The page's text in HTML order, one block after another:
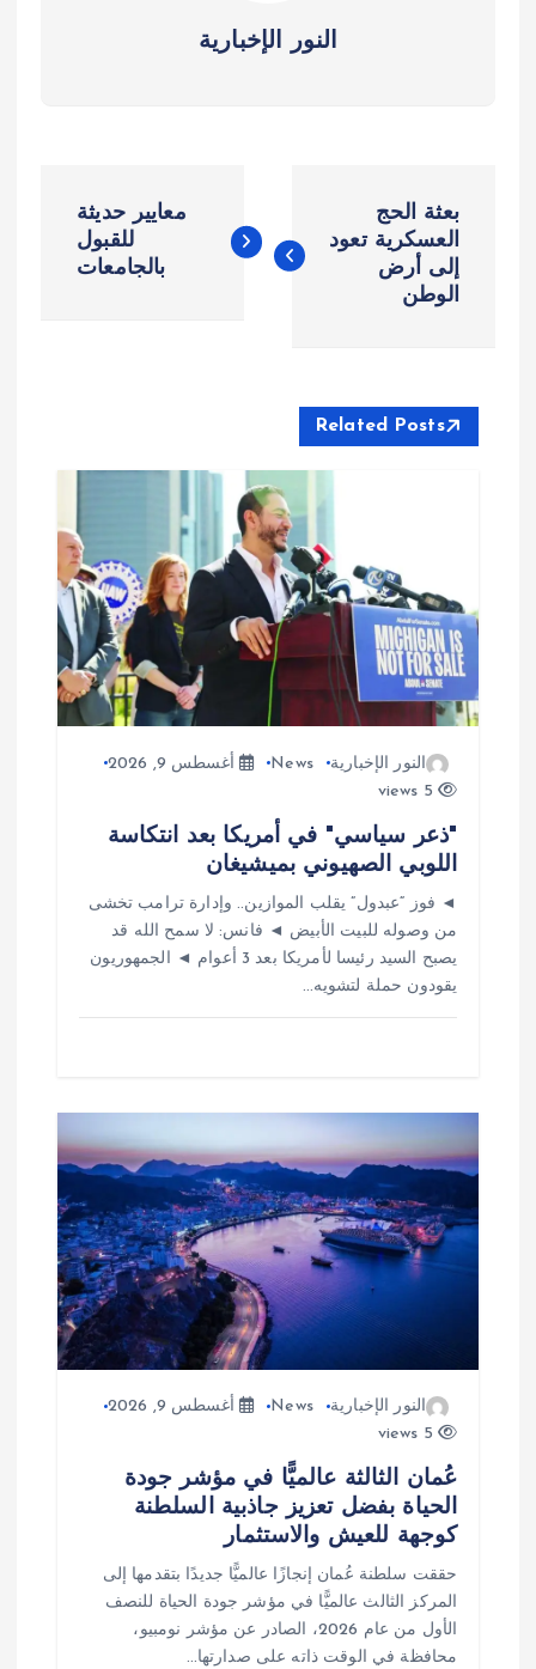
النور الإخبارية
ص
ق
ت
بعثة الحج
العسكرية تعود
إلى أرض
الوطن
معايير حديثة
للقبول
بالجامعات
Related Posts
النور الإخبارية News
أغسطس 9, 2026
5 views
"ذعر سياسي" في أمريكا بعد انتكاسة
اللوبي الصهيوني بميشيغان
◄ فوز “عبدول” يقلب الموازين.. وإدارة ترامب تخشى
من وصوله للبيت الأبيض ◄ فانس: لا سمح الله قد
يصبح السيد رئيسا لأمريكا بعد 3 أعوام ◄ الجمهوريون
يقودون حملة لتشويه…
النور الإخبارية News
أغسطس 9, 2026
5 views
عُمان الثالثة عالميًّا في مؤشر جودة
الحياة بفضل تعزيز جاذبية السلطنة
كوجهة للعيش والاستثمار
حققت سلطنة عُمان إنجازًا عالميًّا جديدًا بتقدمها إلى
المركز الثالث عالميًّا في مؤشر جودة الحياة للنصف
الأول من عام 2026، الصادر عن مؤشر نومبيو،
محافظة في الوقت ذاته على صدارتها…